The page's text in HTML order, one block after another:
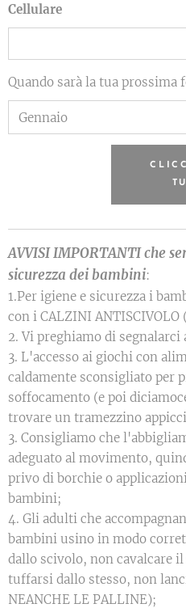
Cellulare
Quando sarà la tua prossima
AVVISI IMPORTANTI che
sicurezza dei bambini:
1.Per igiene e sicurezza i
con i CALZINI
2. Vi preghiamo di
3. L'accesso ai giochi con
caldamente sconsigliato per
soffocamento (e poi
trovare un tramezzino
3. Consigliamo che
adeguato al movimento,
privo di borchie o
bambini;
4. Gli adulti che
bambini usino in modo
dallo scivolo, non cavalcare
tuffarsi dallo stesso, non
NEANCHE LE PALLINE);